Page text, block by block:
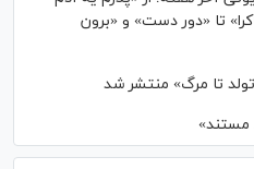
تا «دور دست» و «برون
تا مرگ» منتشر شد